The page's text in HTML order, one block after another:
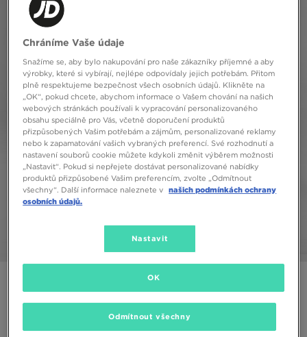
ADIDAS KALHOTY TAPE FLC PANT MGH PANTS
Chráníme Vaše údaje
Snažíme se, aby bylo nakupování pro naše zákazníky příjemné a aby
výrobky, které si vybírají, nejlépe odpovídaly jejich potřebám. Přitom
plně respektujeme bezpečnost všech osobních údajů. Klikněte na
„OK“, pokud chcete, abychom informace o Vašem chování na našich
webových stránkách používali k vypracování personalizovaného
obsahu speciálně pro Vás, včetně doporučení produktů
přizpůsobených Vašim potřebám a zájmům, personalizované reklamy
nebo k zapamatování vašich vybraných preferencí. Své rozhodnutí a
nastavení souborů cookie můžete kdykoli změnit výběrem možnosti
„Nastavit“. Pokud si nepřejete dostávat personalizované nabídky
produktů přizpůsobené Vašim preferencím, zvolte „Odmítnout
všechny“. Další informace naleznete v našich podmínkách ochrany
osobních údajů.
Nastavit
Odmítnout všechny
OK